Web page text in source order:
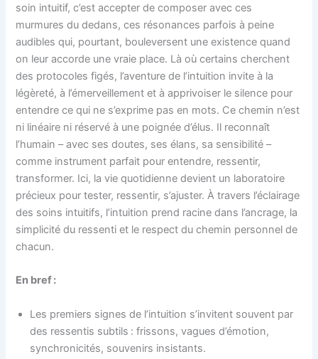
soin intuitif, c’est accepter de composer avec ces
murmures du dedans, ces résonances parfois à peine
audibles qui, pourtant, bouleversent une existence quand
on leur accorde une vraie place. Là où certains cherchent
des protocoles figés, l’aventure de l’intuition invite à la
légèreté, à l’émerveillement et à apprivoiser le silence pour
entendre ce qui ne s’exprime pas en mots. Ce chemin n’est
ni linéaire ni réservé à une poignée d’élus. Il reconnaît
l’humain – avec ses doutes, ses élans, sa sensibilité –
comme instrument parfait pour entendre, ressentir,
transformer. Ici, la vie quotidienne devient un laboratoire
précieux pour tester, ressentir, s’ajuster. À travers l’éclairage
des soins intuitifs, l’intuition prend racine dans l’ancrage, la
simplicité du ressenti et le respect du chemin personnel de
chacun.
En bref :
Les premiers signes de l’intuition s’invitent souvent par
des ressentis subtils : frissons, vagues d’émotion,
synchronicités, souvenirs insistants.